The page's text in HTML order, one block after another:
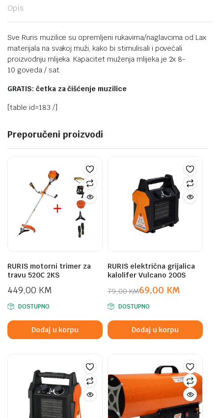
Opis
Sve Ruris muzilice su opremljeni rukavima/naglavcima od Lax
materijala na svakoj muži, kako bi stimulisali i povećali
proizvodnju mlijeka. Kapacitet muženja mlijeka je 2x 8-
10 goveda / sat.
GRATIS: četka za čišćenje muzilice
[table id=183 /]
Preporučeni proizvodi
RURIS motorni trimer za
travu 520C 2KS
449,00 KM
DOSTUPNO
Dodaj u korpu
RURIS električna grijalica
kalolifer Vulcano 200S
79,00KM
Original
price
was:
79,00 KM.
69,00 KM
Current
price
is:
69,00 KM.
DOSTUPNO
Dodaj u korpu